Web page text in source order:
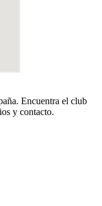
Encuentra el club
y contacto.